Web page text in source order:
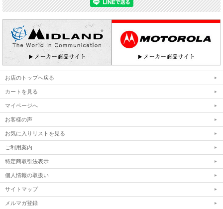
お店のトップへ戻る
カートを見る
マイページへ
お客様の声
お気に入りリストを見る
ご利用案内
特定商取引法表示
個人情報の取扱い
サイトマップ
メルマガ登録